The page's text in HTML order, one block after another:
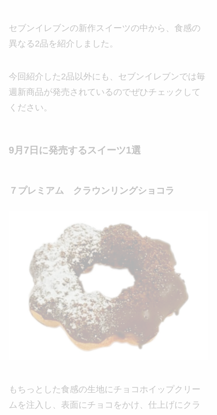
セブンイレブンの新作スイーツの中から、食感の
異なる2品を紹介しました。
今回紹介した2品以外にも、セブンイレブンでは毎
週新商品が発売されているのでぜひチェックして
ください。
9月7日に発売するスイーツ1選
７プレミアム クラウンリングショコラ
もちっとした食感の生地にチョコホイップクリー
ムを注入し、表面にチョコをかけ、仕上げにクラ